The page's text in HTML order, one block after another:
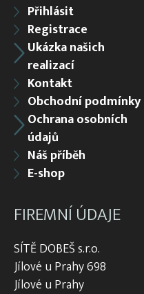
Přihlásit
Registrace
Ukázka našich
realizací
Kontakt
Obchodní podmínky
Ochrana osobních
údajů
Náš příběh
E-shop
FIREMNÍ ÚDAJE
SÍTĚ DOBEŠ s.r.o.
Jílové u Prahy 698
Jílové u Prahy